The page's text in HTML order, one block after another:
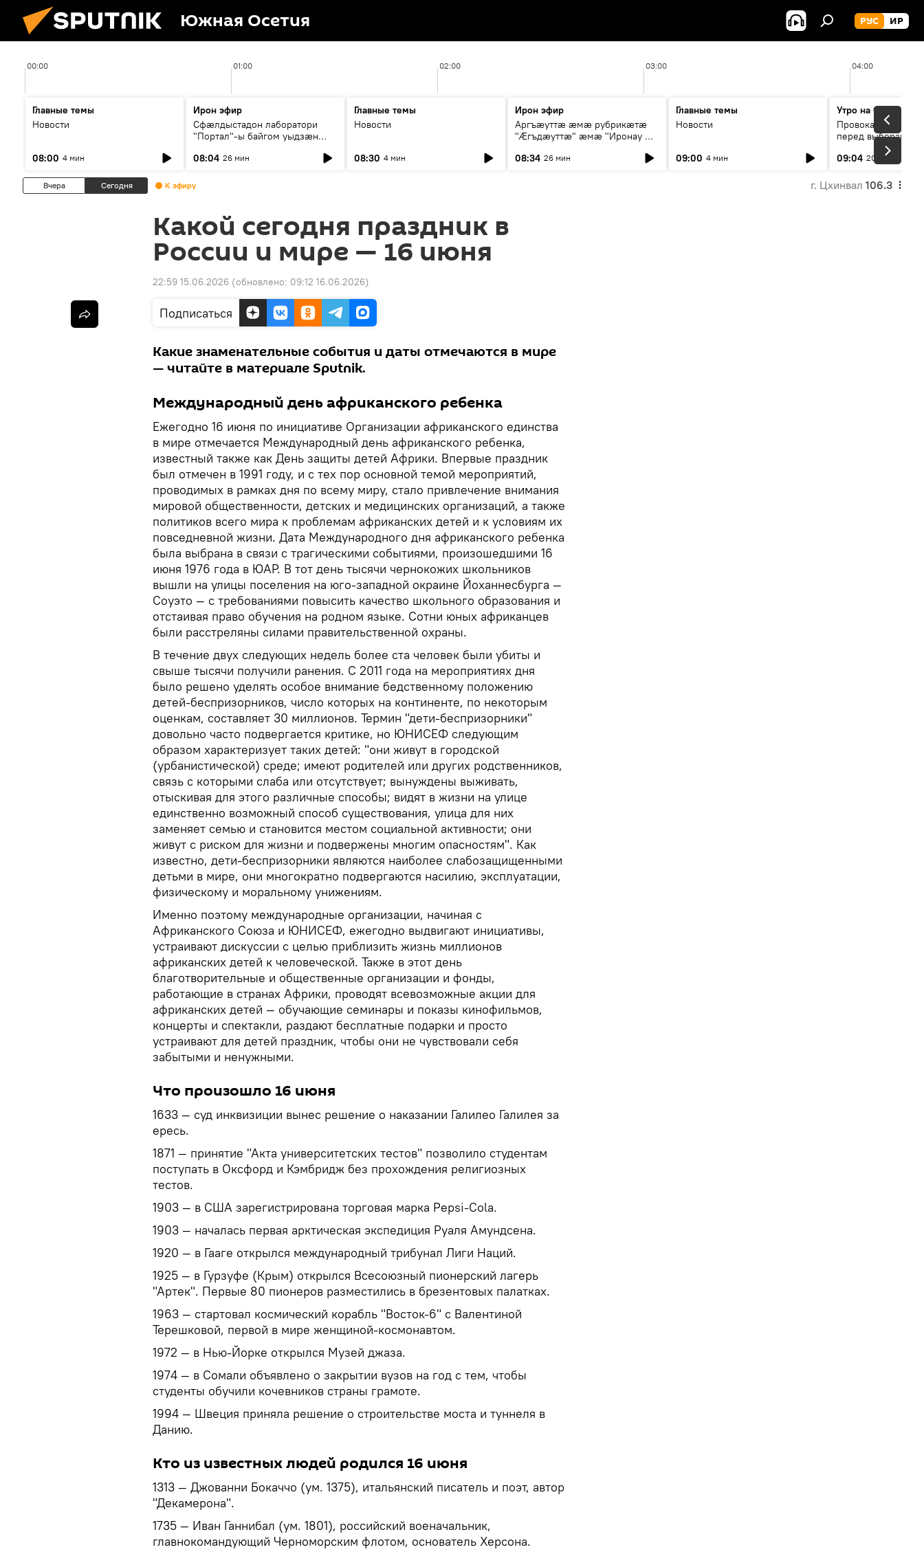
Южная Осетия РУС ИР
00:00 01:00 02:00 03:00 04:00
Главные темы
Новости
08:00 4 мин
Ирон эфир
Сфæлдыстадон лаборатори
"Портал"-ы байгом уыдзæн
Æхсары куыстыты равдыст
08:04 26 мин
Главные темы
Новости
08:30 4 мин
Ирон эфир
Аргъæуттæ æмæ рубрикæтæ
"Æгъдæуттæ" æмæ "Иронау æй
08:34 26 мин
Главные темы
Новости
09:00 4 мин
Утро на Спутнике
Провокации со
перед выборами в
09:04 20 мин
Вчера Сегодня К эфиру г. Цхинвал 106.3
Какой сегодня праздник в
России и мире — 16 июня
22:59 15.06.2026 (обновлено: 09:12 16.06.2026)
Подписаться
Какие знаменательные события и даты отмечаются в мире
— читайте в материале Sputnik.
Международный день африканского ребенка
Ежегодно 16 июня по инициативе Организации африканского единства
в мире отмечается Международный день африканского ребенка,
известный также как День защиты детей Африки. Впервые праздник
был отмечен в 1991 году, и с тех пор основной темой мероприятий,
проводимых в рамках дня по всему миру, стало привлечение внимания
мировой общественности, детских и медицинских организаций, а также
политиков всего мира к проблемам африканских детей и к условиям их
повседневной жизни. Дата Международного дня африканского ребенка
была выбрана в связи с трагическими событиями, произошедшими 16
июня 1976 года в ЮАР. В тот день тысячи чернокожих школьников
вышли на улицы поселения на юго-западной окраине Йоханнесбурга —
Соуэто — с требованиями повысить качество школьного образования и
отстаивая право обучения на родном языке. Сотни юных африканцев
были расстреляны силами правительственной охраны.
В течение двух следующих недель более ста человек были убиты и
свыше тысячи получили ранения. С 2011 года на мероприятиях дня
было решено уделять особое внимание бедственному положению
детей-беспризорников, число которых на континенте, по некоторым
оценкам, составляет 30 миллионов. Термин "дети-беспризорники"
довольно часто подвергается критике, но ЮНИСЕФ следующим
образом характеризует таких детей: "они живут в городской
(урбанистической) среде; имеют родителей или других родственников,
связь с которыми слаба или отсутствует; вынуждены выживать,
отыскивая для этого различные способы; видят в жизни на улице
единственно возможный способ существования, улица для них
заменяет семью и становится местом социальной активности; они
живут с риском для жизни и подвержены многим опасностям". Как
известно, дети-беспризорники являются наиболее слабозащищенными
детьми в мире, они многократно подвергаются насилию, эксплуатации,
физическому и моральному унижениям.
Именно поэтому международные организации, начиная с
Африканского Союза и ЮНИСЕФ, ежегодно выдвигают инициативы,
устраивают дискуссии с целью приблизить жизнь миллионов
африканских детей к человеческой. Также в этот день
благотворительные и общественные организации и фонды,
работающие в странах Африки, проводят всевозможные акции для
африканских детей — обучающие семинары и показы кинофильмов,
концерты и спектакли, раздают бесплатные подарки и просто
устраивают для детей праздник, чтобы они не чувствовали себя
забытыми и ненужными.
Что произошло 16 июня
1633 — суд инквизиции вынес решение о наказании Галилео Галилея за
ересь.
1871 — принятие "Акта университетских тестов" позволило студентам
поступать в Оксфорд и Кэмбридж без прохождения религиозных
тестов.
1903 — в США зарегистрирована торговая марка Pepsi-Сola.
1903 — началась первая арктическая экспедиция Руаля Амундсена.
1920 — в Гааге открылся международный трибунал Лиги Наций.
1925 — в Гурзуфе (Крым) открылся Всесоюзный пионерский лагерь
"Артек". Первые 80 пионеров разместились в брезентовых палатках.
1963 — стартовал космический корабль "Восток-6" с Валентиной
Терешковой, первой в мире женщиной-космонавтом.
1972 — в Нью-Йорке открылся Музей джаза.
1974 — в Сомали объявлено о закрытии вузов на год с тем, чтобы
студенты обучили кочевников страны грамоте.
1994 — Швеция приняла решение о строительстве моста и туннеля в
Данию.
Кто из известных людей родился 16 июня
1313 — Джованни Бокаччо (ум. 1375), итальянский писатель и поэт, автор
"Декамерона".
1735 — Иван Ганнибал (ум. 1801), российский военачальник,
главнокомандующий Черноморским флотом, основатель Херсона.